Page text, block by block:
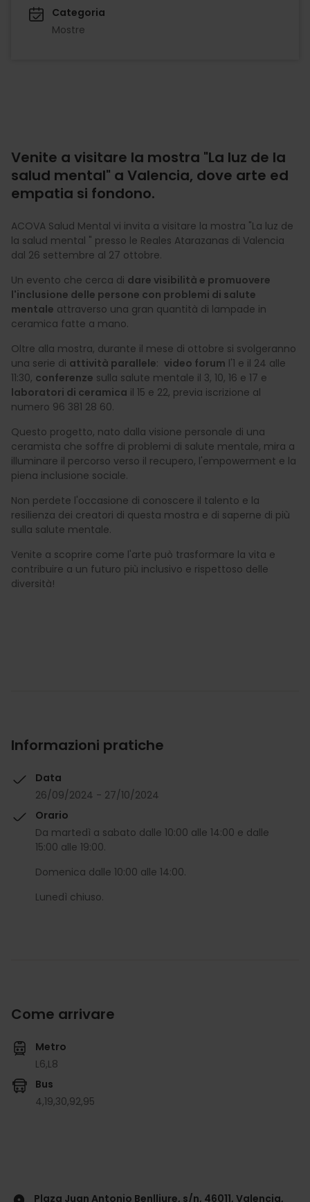
Categoria
Mostre
Venite a visitare la mostra "La luz de la
salud mental" a Valencia, dove arte ed
empatia si fondono.
ACOVA Salud Mental vi invita a visitare la mostra "La luz de
la salud mental " presso le Reales Atarazanas di Valencia
dal 26 settembre al 27 ottobre.
Un evento che cerca di dare visibilità e promuovere
l'inclusione delle persone con problemi di salute
mentale attraverso una gran quantità di lampade in
ceramica fatte a mano.
Oltre alla mostra, durante il mese di ottobre si svolgeranno
una serie di attività parallele: video forum l'1 e il 24 alle
11:30, conferenze sulla salute mentale il 3, 10, 16 e 17 e
laboratori di ceramica il 15 e 22, previa iscrizione al
numero 96 381 28 60.
Questo progetto, nato dalla visione personale di una
ceramista che soffre di problemi di salute mentale, mira a
illuminare il percorso verso il recupero, l'empowerment e la
piena inclusione sociale.
Non perdete l'occasione di conoscere il talento e la
resilienza dei creatori di questa mostra e di saperne di più
sulla salute mentale.
Venite a scoprire come l'arte può trasformare la vita e
contribuire a un futuro più inclusivo e rispettoso delle
diversità!
Informazioni pratiche
Data
26/09/2024 - 27/10/2024
Orario
Da martedì a sabato dalle 10:00 alle 14:00 e dalle
15:00 alle 19:00.
Domenica dalle 10:00 alle 14:00.
Lunedì chiuso.
Come arrivare
Metro
L6,L8
Bus
4,19,30,92,95
Plaza Juan Antonio Benlliure, s/n, 46011, Valencia,